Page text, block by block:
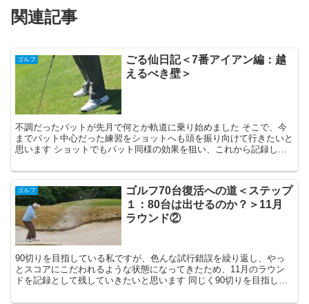
関連記事
ゴルフ
ごる仙日記＜7番アイアン編：越
えるべき壁＞
不調だったパットが先月で何とか軌道に乗り始めました そこで、今
までパット中心だった練習をショットへも頭を振り向けて行きたいと
思います ショットでもパット同様の効果を狙い、これから記録し、
ゴルフ
ゴルフ70台復活への道＜ステップ
１：80台は出せるのか？＞11月
ラウンド②
90切りを目指している私ですが、色んな試行錯誤を繰り返し、やっ
とスコアにこだわれるような状態になってきたため、11月のラウン
ドを記録として残していきたいと思います 同じく90切りを目指して